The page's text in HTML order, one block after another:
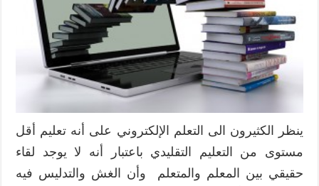
ينظر الكثيرون الى التعلم الإلكتروني على أنه تعليم أقل
مستوى من التعليم التقليدي باعتبار أنه لا يوجد لقاء
حقيقي بين المعلم والمتعلم وأن الغش والتدليس فيه